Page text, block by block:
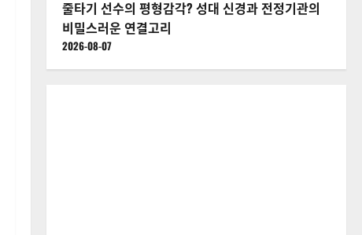
줄타기 선수의 평형감각? 성대 신경과 전정기관의
비밀스러운 연결고리
2026-08-07